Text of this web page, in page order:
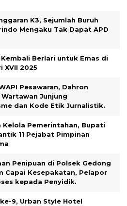
K3, Sejumlah Buruh
Mengaku Tak Dapat APD
Berlari untuk Emas di
XVII 2025
Pesawaran, Dahron
Junjung
dan Kode Etik Jurnalistik.
Kelola Pemerintahan, Bupati
11 Pejabat Pimpinan
Penipuan di Polsek Gedong
Capai Kesepakatan, Pelapor
kepada Penyidik.
9, Urban Style Hotel